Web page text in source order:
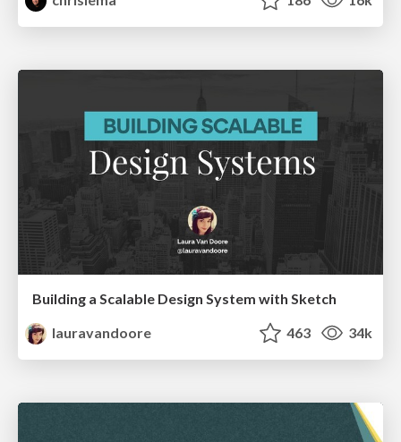
Building a Scalable Design System with Sketch
lauravandoore
463 34k